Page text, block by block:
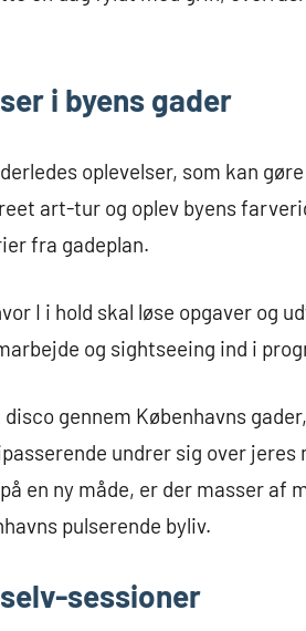
i byens gader
oplevelser, som kan
art-tur og oplev byens
fra gadeplan.
I i hold skal løse opgaver og
og sightseeing ind i
gennem Københavns
undrer sig over jeres
en ny måde, er der masser af
pulserende byliv.
sessioner